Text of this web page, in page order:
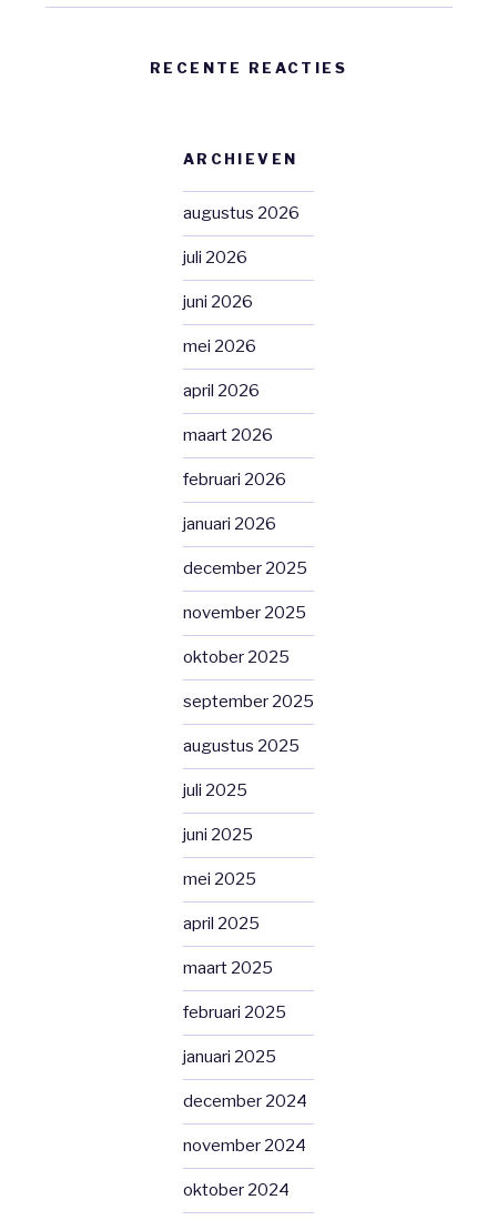
RECENTE REACTIES
ARCHIEVEN
augustus 2026
juli 2026
juni 2026
mei 2026
april 2026
maart 2026
februari 2026
januari 2026
december 2025
november 2025
oktober 2025
september 2025
augustus 2025
juli 2025
juni 2025
mei 2025
april 2025
maart 2025
februari 2025
januari 2025
december 2024
november 2024
oktober 2024